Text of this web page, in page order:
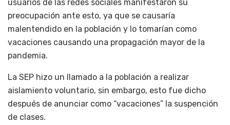
usuarios de las redes sociales manifestaron su
preocupación ante esto, ya que se causaría
malentendido en la población y lo tomarían como
vacaciones causando una propagación mayor de la
pandemia.
La SEP hizo un llamado a la población a realizar
aislamiento voluntario, sin embargo, esto fue dicho
después de anunciar como “vacaciones” la suspención
de clases.